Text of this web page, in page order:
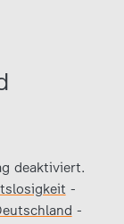
deaktiviert.
-
-